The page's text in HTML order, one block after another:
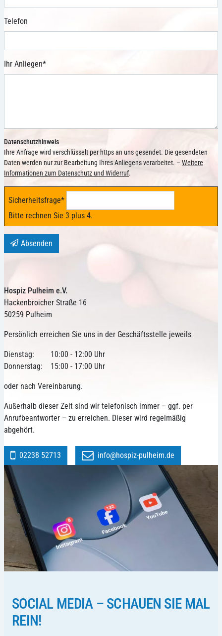
Telefon
Ihr Anliegen*
Datenschutzhinweis
Ihre Anfrage wird verschlüsselt per https an uns gesendet. Die gesendeten
Daten werden nur zur Bearbeitung Ihres Anliegens verarbeitet. – Weitere
Informationen zum Datenschutz und Widerruf.
Sicherheitsfrage*
Bitte rechnen Sie 3 plus 4.
Absenden
Hospiz Pulheim e.V.
Hackenbroicher Straße 16
50259 Pulheim
Persönlich erreichen Sie uns in der Geschäftsstelle jeweils
Dienstag:
10:00 - 12:00 Uhr
Donnerstag:
15:00 - 17:00 Uhr
oder nach Vereinbarung.
Außerhalb dieser Zeit sind wir telefonisch immer – ggf. per
Anrufbeantworter – zu erreichen. Dieser wird regelmäßig
abgehört.
02238 52713 info@hospiz-pulheim.de
SOCIAL MEDIA – SCHAUEN SIE MAL
REIN!